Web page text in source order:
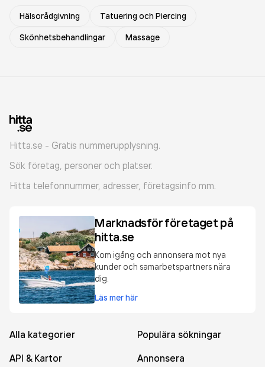
Hälsorådgivning
Tatuering och Piercing
Skönhetsbehandlingar
Massage
Hitta.se - Gratis nummerupplysning.
Sök företag, personer och platser.
Hitta telefonnummer, adresser, företagsinfo mm.
Marknadsför företaget på
hitta.se
Kom igång och annonsera mot nya
kunder och samarbetspartners nära
dig.
Läs mer här
Alla kategorier
Populära sökningar
API & Kartor
Annonsera